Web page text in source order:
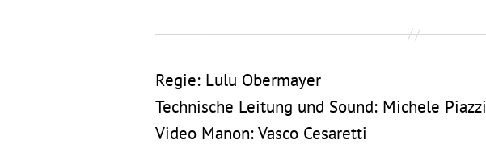
Regie: Lulu Obermayer
Technische Leitung und Sound: Michele Piazzi
Video Manon: Vasco Cesaretti